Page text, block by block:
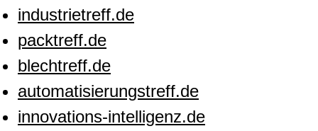
industrietreff.de
packtreff.de
blechtreff.de
automatisierungstreff.de
innovations-intelligenz.de